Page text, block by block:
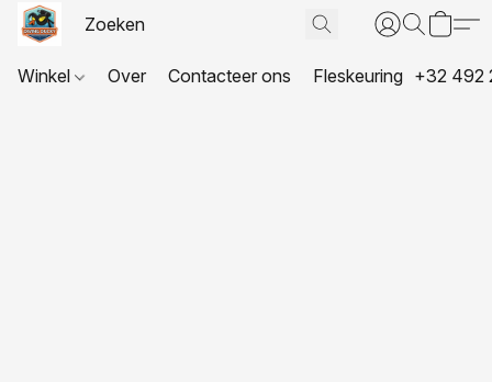
Winkel Over Contacteer ons Fleskeuring +32 492